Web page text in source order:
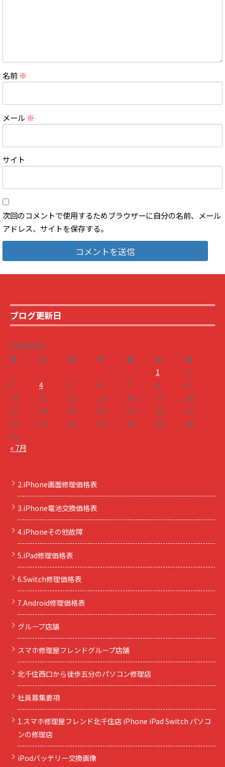
名前 ※
メール ※
サイト
次回のコメントで使用するためブラウザーに自分の名前、メール
アドレス、サイトを保存する。
ブログ更新日
2026年8月
月
火 水 木 金 土
日
1
2
3
4 5 6 7 8
9
10
11 12 13 14 15
16
17
18 19 20 21 22
23
24
25 26 27 28 29
30
31
« 7月
2.iPhone画面修理価格表
3.iPhone電池交換価格表
4.iPhoneその他故障
5.iPad修理価格表
6.Switch修理価格表
7.Android修理価格表
グループ店舗
スマホ修理屋フレンドグループ店舗
北千住西口から徒歩五分のパソコン修理店
社員募集要項
1.スマホ修理屋フレンド北千住店 iPhone iPad Switch パソコ
ンの修理店
iPodバッテリー交換画像